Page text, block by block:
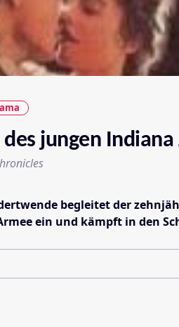
jungen Indiana
begleitet der
ein und kämpft in den